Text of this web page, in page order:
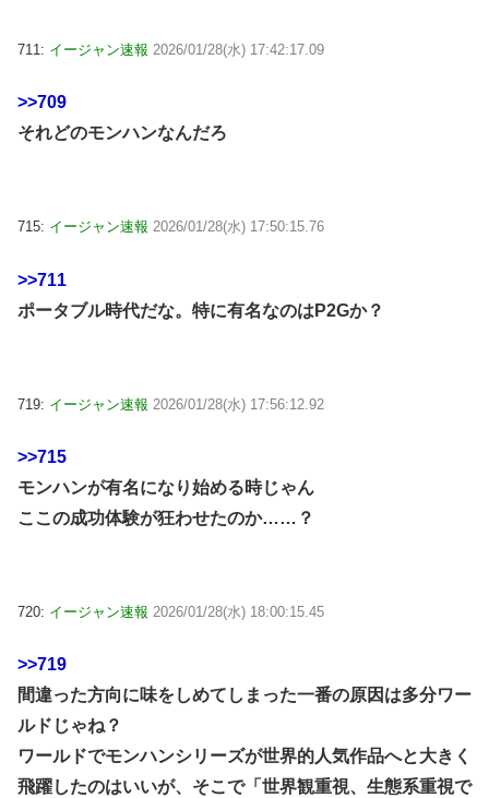
711: イージャン速報 2026/01/28(水) 17:42:17.09
>>709
それどのモンハンなんだろ
715: イージャン速報 2026/01/28(水) 17:50:15.76
>>711
ポータブル時代だな。特に有名なのはP2Gか？
719: イージャン速報 2026/01/28(水) 17:56:12.92
>>715
モンハンが有名になり始める時じゃん
ここの成功体験が狂わせたのか……？
720: イージャン速報 2026/01/28(水) 18:00:15.45
>>719
間違った方向に味をしめてしまった一番の原因は多分ワー
ルドじゃね？
ワールドでモンハンシリーズが世界的人気作品へと大きく
飛躍したのはいいが、そこで「世界観重視、生態系重視で